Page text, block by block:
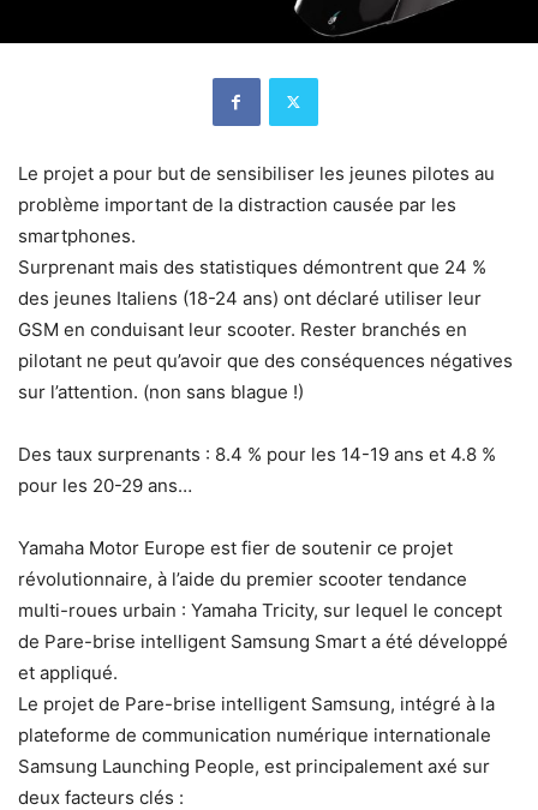
Le projet a pour but de sensibiliser les jeunes pilotes au
problème important de la distraction causée par les
smartphones.
Surprenant mais des statistiques démontrent que 24 %
des jeunes Italiens (18-24 ans) ont déclaré utiliser leur
GSM en conduisant leur scooter. Rester branchés en
pilotant ne peut qu’avoir que des conséquences négatives
sur l’attention. (non sans blague !)
Des taux surprenants : 8.4 % pour les 14-19 ans et 4.8 %
pour les 20-29 ans…
Yamaha Motor Europe est fier de soutenir ce projet
révolutionnaire, à l’aide du premier scooter tendance
multi-roues urbain : Yamaha Tricity, sur lequel le concept
de Pare-brise intelligent Samsung Smart a été développé
et appliqué.
Le projet de Pare-brise intelligent Samsung, intégré à la
plateforme de communication numérique internationale
Samsung Launching People, est principalement axé sur
deux facteurs clés :